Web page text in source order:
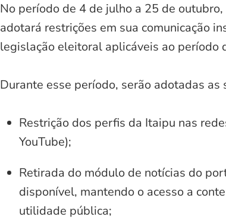
No período de 4 de julho a 25 de
adotará restrições em sua comunicação
legislação eleitoral aplicáveis ao período
Durante esse período, serão adotadas as
Restrição dos perfis da Itaipu nas
YouTube);
Retirada do módulo de notícias do
disponível, mantendo o acesso a
utilidade pública;